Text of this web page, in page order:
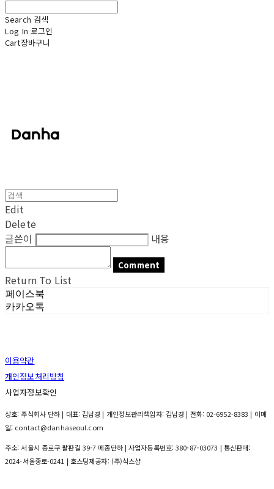
Search 검색
Log In 로그인
Cart장바구니
Edit
Delete
글쓴이
내용
Comment
Return To List
페이스북
카카오톡
이용약관
개인정보처리방침
사업자정보확인
상호: 주식회사 단하 | 대표: 김남경 | 개인정보관리책임자: 김남경 | 전화: 02-6952-8383 | 이메
일: contact@danhaseoul.com
주소: 서울시 종로구 팔판길 39-7 메종단하 | 사업자등록번호:380-87-03073 | 통신판매:
2024-서울종로-0241 | 호스팅제공자: (주)식스샵